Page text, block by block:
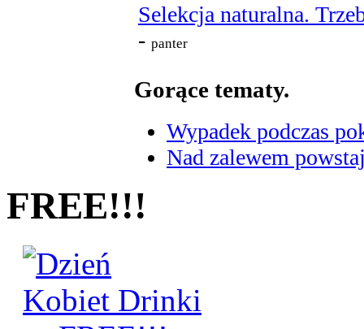
Selekcja naturalna.
- panter
Gorące tematy.
Wypadek podczas
Nad zalewem
FREE!!!